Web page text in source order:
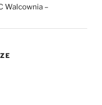
Walcownia –